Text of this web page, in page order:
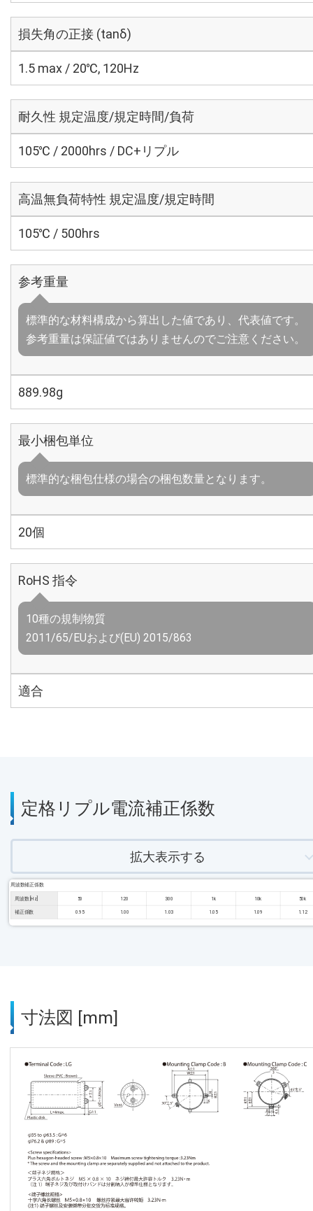
損失角の正接 (tanδ)
1.5 max / 20℃, 120Hz
耐久性 規定温度/規定時間/負荷
105℃ / 2000hrs / DC+リプル
高温無負荷特性 規定温度/規定時間
105℃ / 500hrs
参考重量
標準的な材料構成から算出した値であり、代表値です。
参考重量は保証値ではありませんのでご注意ください。
889.98g
最小梱包単位
標準的な梱包仕様の場合の梱包数量となります。
20個
RoHS 指令
10種の規制物質
2011/65/EUおよび(EU) 2015/863
適合
定格リプル電流補正係数
拡大表示する
周波数補正係数
周波数 [Hz] 50 120 300 1k 10k 50k
補正係数 0.95 1.00 1.03 1.05 1.09 1.12
寸法図 [mm]